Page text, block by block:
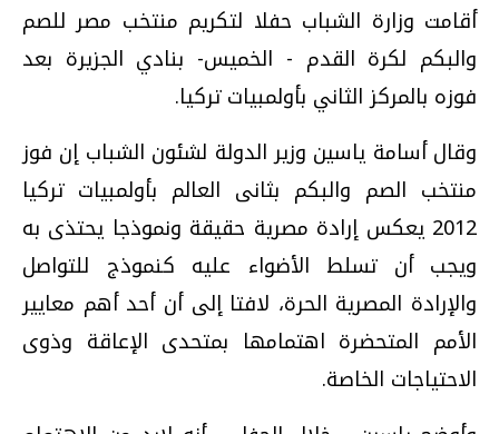
أقامت وزارة الشباب حفلا لتكريم منتخب مصر للصم
والبكم لكرة القدم - الخميس- بنادي الجزيرة بعد
فوزه بالمركز الثاني بأولمبيات تركيا.
وقال أسامة ياسين وزير الدولة لشئون الشباب إن فوز
منتخب الصم والبكم بثانى العالم بأولمبيات تركيا
2012 يعكس إرادة مصرية حقيقة ونموذجا يحتذى به
ويجب أن تسلط الأضواء عليه كنموذج للتواصل
والإرادة المصرية الحرة، لافتا إلى أن أحد أهم معايير
الأمم المتحضرة اهتمامها بمتحدى الإعاقة وذوى
الاحتياجات الخاصة.